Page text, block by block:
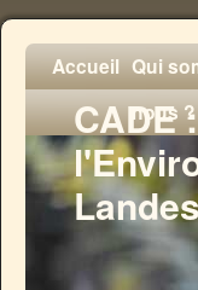
CADE
Accueil Qui
nous ?